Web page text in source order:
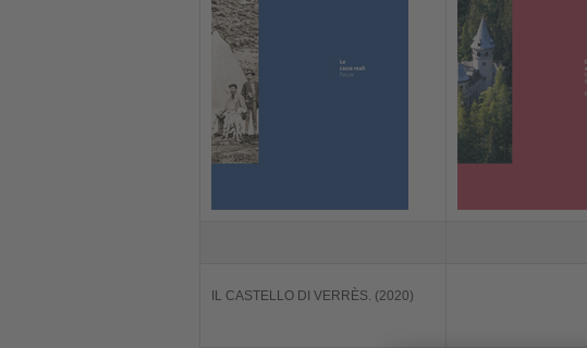
IL CASTELLO DI VERRÈS. (2020)